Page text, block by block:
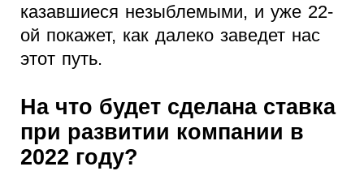
казавшиеся незыблемыми, и уже 22-
ой покажет, как далеко заведет нас
этот путь.
На что будет сделана ставка
при развитии компании в
2022 году?